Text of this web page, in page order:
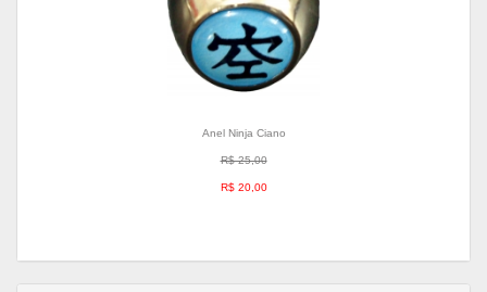
Anel Ninja Ciano
R$ 25,00
R$ 20,00